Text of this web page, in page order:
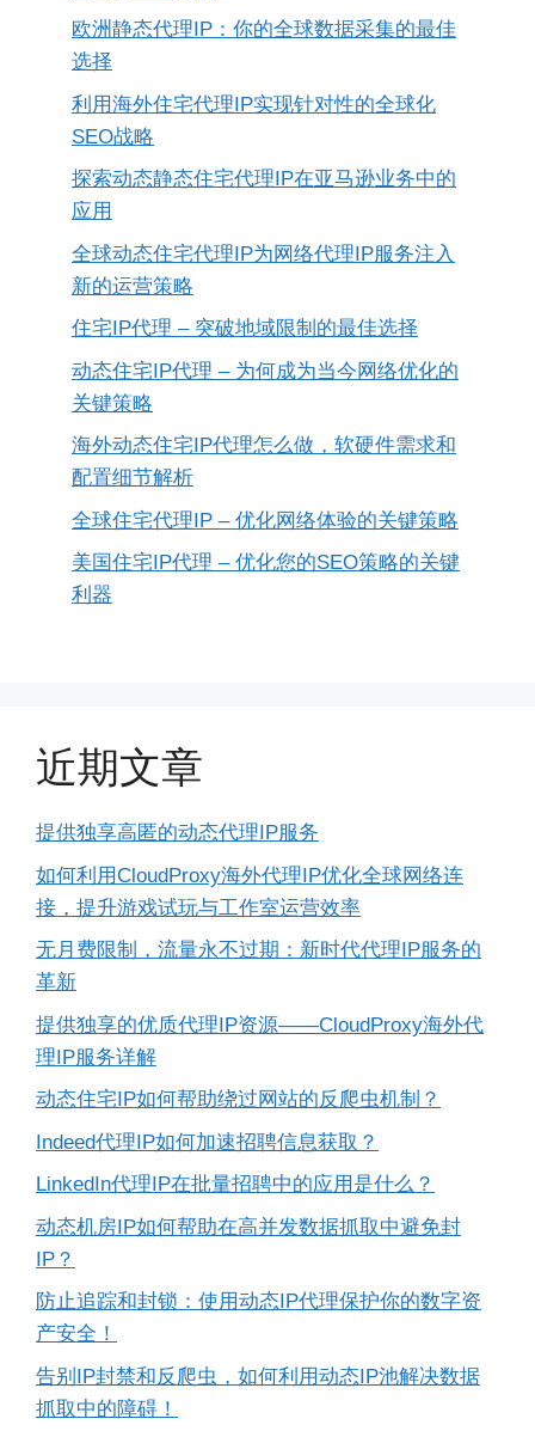
欧洲静态代理IP：你的全球数据采集的最佳
选择
利用海外住宅代理IP实现针对性的全球化
SEO战略
探索动态静态住宅代理IP在亚马逊业务中的
应用
全球动态住宅代理IP为网络代理IP服务注入
新的运营策略
住宅IP代理 – 突破地域限制的最佳选择
动态住宅IP代理 – 为何成为当今网络优化的
关键策略
海外动态住宅IP代理怎么做，软硬件需求和
配置细节解析
全球住宅代理IP – 优化网络体验的关键策略
美国住宅IP代理 – 优化您的SEO策略的关键
利器
近期文章
提供独享高匿的动态代理IP服务
如何利用CloudProxy海外代理IP优化全球网络连
接，提升游戏试玩与工作室运营效率
无月费限制，流量永不过期：新时代代理IP服务的
革新
提供独享的优质代理IP资源——CloudProxy海外代
理IP服务详解
动态住宅IP如何帮助绕过网站的反爬虫机制？
Indeed代理IP如何加速招聘信息获取？
LinkedIn代理IP在批量招聘中的应用是什么？
动态机房IP如何帮助在高并发数据抓取中避免封
IP？
防止追踪和封锁：使用动态IP代理保护你的数字资
产安全！
告别IP封禁和反爬虫，如何利用动态IP池解决数据
抓取中的障碍！